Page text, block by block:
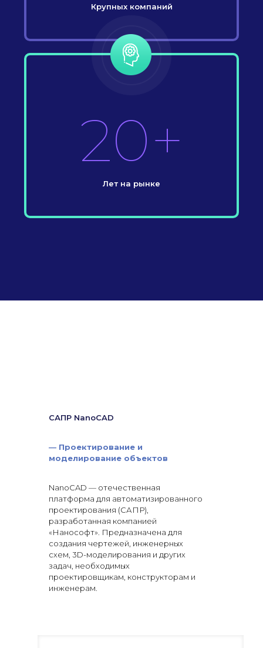
Крупных компаний
20+
Лет на рынке
САПР NanoCAD
— Проектирование и
моделирование объектов
NanoCAD — отечественная
платформа для автоматизированного
проектирования (САПР),
разработанная компанией
«Нанософт». Предназначена для
создания чертежей, инженерных
схем, 3D-моделирования и других
задач, необходимых
проектировщикам, конструкторам и
инженерам.